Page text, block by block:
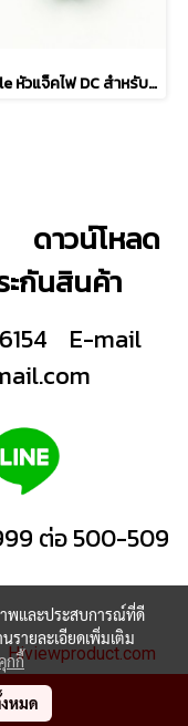
DC-male หัวแจ็คไฟ DC สำหรับต่อกล้อง (9 ตัว DC plug)
ดาวน์โหลด
ะกันสินค้า
E-mail
ต่อ 500-509
าพและประสบการณ์ที่ดี
รายละเอียดเพิ่มเติม
กกี้
หมด